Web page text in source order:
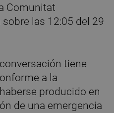
Comunitat
las 12:05 del 29
tiene
a la
producido en
de una emergencia